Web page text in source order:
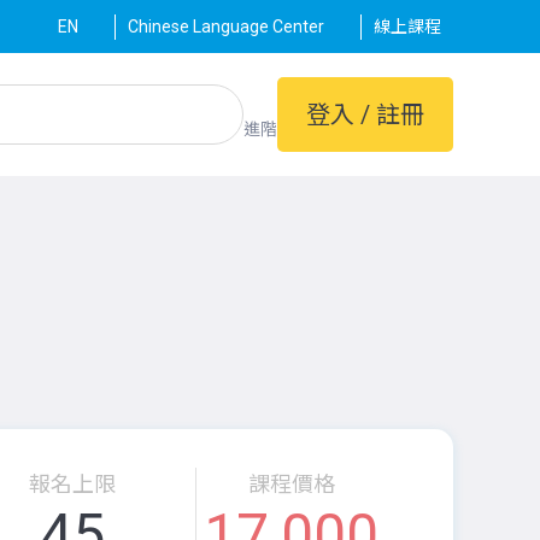
EN Chinese Language Center 線上課程
進階 登入 / 註冊
報名上限 課程價格